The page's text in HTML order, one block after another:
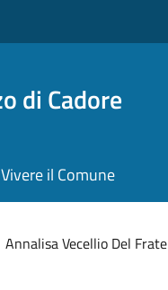
di Cadore
Vivere il Comune
Annalisa Vecellio Del Frate